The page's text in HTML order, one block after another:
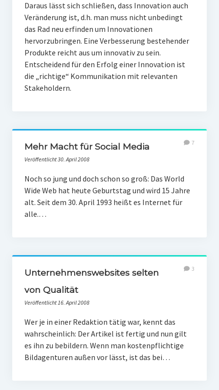
Daraus lässt sich schließen, dass Innovation auch
Veränderung ist, d.h. man muss nicht unbedingt
das Rad neu erfinden um Innovationen
hervorzubringen. Eine Verbesserung bestehender
Produkte reicht aus um innovativ zu sein.
Entscheidend für den Erfolg einer Innovation ist
die „richtige“ Kommunikation mit relevanten
Stakeholdern.
Mehr Macht für Social Media
Veröffentlicht 30. April 2008
7
Noch so jung und doch schon so groß: Das World
Wide Web hat heute Geburtstag und wird 15 Jahre
alt. Seit dem 30. April 1993 heißt es Internet für
alle.…
Unternehmenswebsites selten
von Qualität
Veröffentlicht 16. April 2008
3
Wer je in einer Redaktion tätig war, kennt das
wahrscheinlich: Der Artikel ist fertig und nun gilt
es ihn zu bebildern. Wenn man kostenpflichtige
Bildagenturen außen vor lässt, ist das bei…